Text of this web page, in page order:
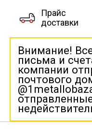
Прайс
доставки
Внимание!
письма и
компании
почтового